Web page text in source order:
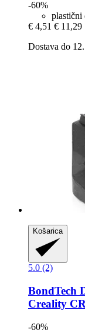
-60%
plastični
€ 4,51 € 11,29
Dostava do
Košarica
5.0 (2)
BondTech
Creality
-60%